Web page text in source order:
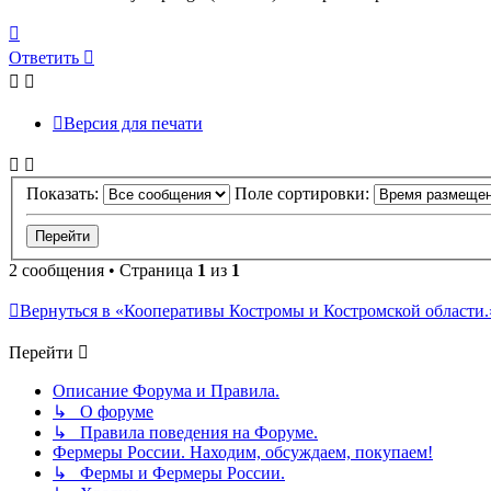
к
началу
Ответить
Версия для печати
Показать: Поле сортировки:
2 сообщения • Страница 1 из 1
Вернуться в «Кооперативы Костромы и Костромской
Перейти
Описание Форума и Правила.
↳ О форуме
↳ Правила поведения на Форуме.
Фермеры России. Находим, обсуждаем, покупаем!
↳ Фермы и Фермеры России.